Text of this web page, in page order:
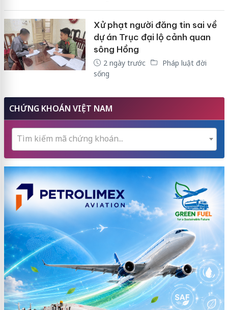
Xử phạt người đăng tin sai về
dự án Trục đại lộ cảnh quan
sông Hồng
2 ngày trước
Pháp luật đời
sống
CHỨNG KHOÁN VIỆT NAM
Tìm kiếm mã chứng khoán...